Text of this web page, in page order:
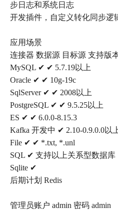
步日志和系统日志
开发插件，自定义转化同步逻
应用场景
连接器 数据源 目标源 支持版
MySQL ✔ ✔ 5.7.19以上
Oracle ✔ ✔ 10g-19c
SqlServer ✔ ✔ 2008以上
PostgreSQL ✔ ✔ 9.5.25以上
ES ✔ ✔ 6.0.0-8.15.3
Kafka 开发中 ✔ 2.10-0.9.0.0以
File ✔ ✔ *.txt, *.unl
SQL ✔ 支持以上关系型数据库
Sqlite ✔
后期计划 Redis
管理员账户 admin 密码 admin